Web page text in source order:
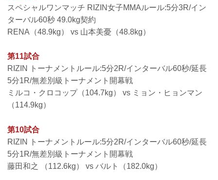
スペシャルワンマッチ RIZIN女子MMAルール:5分3R/イン
ターバル60秒 49.0kg契約
RENA（48.9kg） vs 山本美憂（48.8kg）
第11試合
RIZIN トーナメントルール:5分2R/インターバル60秒/延長
5分1R/無差別級トーナメント開幕戦
ミルコ・クロコップ（104.7kg） vs ミョン・ヒョンマン
（114.9kg）
第10試合
RIZIN トーナメントルール:5分2R/インターバル60秒/延長
5分1R/無差別級トーナメント開幕戦
藤田和之 （112.6kg） vs バルト（182.0kg）